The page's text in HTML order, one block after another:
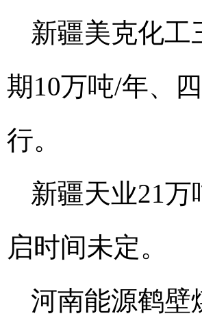
新疆美克化工
期10万吨/年、
行。
新疆天业21
启时间未定。
河南能源鹤壁